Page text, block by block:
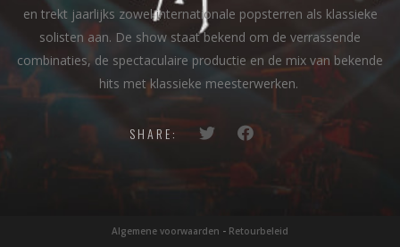
en trekt jaarlijks zowel internationale popsterren als klassieke
solisten aan. De show staat bekend om de verrassende
combinaties, de spectaculaire productie en de mix van bekende
hits met klassieke meesterwerken.
SHARE:
Algemene voorwaarden - Retourbeleid